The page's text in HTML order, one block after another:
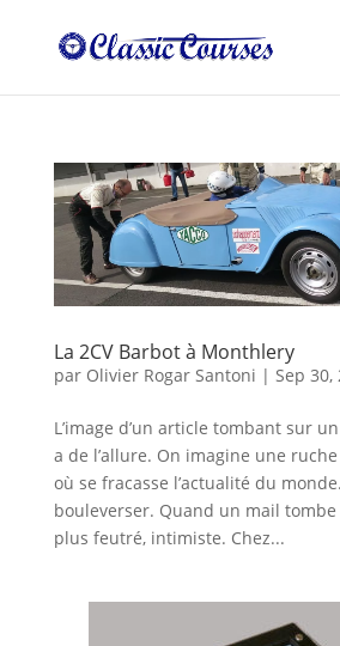
La 2CV Barbot à Monthlery
par Olivier Rogar Santoni | Sep 30,
L’image d’un article tombant sur
a de l’allure. On imagine une
où se fracasse l’actualité du
bouleverser. Quand un mail tombe
plus feutré, intimiste. Chez...